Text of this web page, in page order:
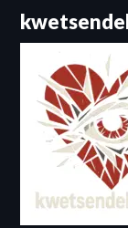
Spring
naar
inhoud